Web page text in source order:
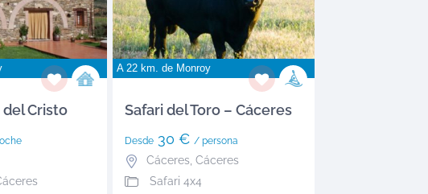
del Cristo
A 22 km. de Monroy
Safari del Toro – Cáceres
Desde30 € / persona
Cáceres, Cáceres
Safari 4x4